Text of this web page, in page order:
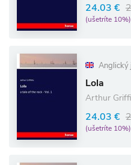
24.03 €
(ušetríte 10%)
Anglický
Lola
Arthur
24.03 €
(ušetríte 10%)